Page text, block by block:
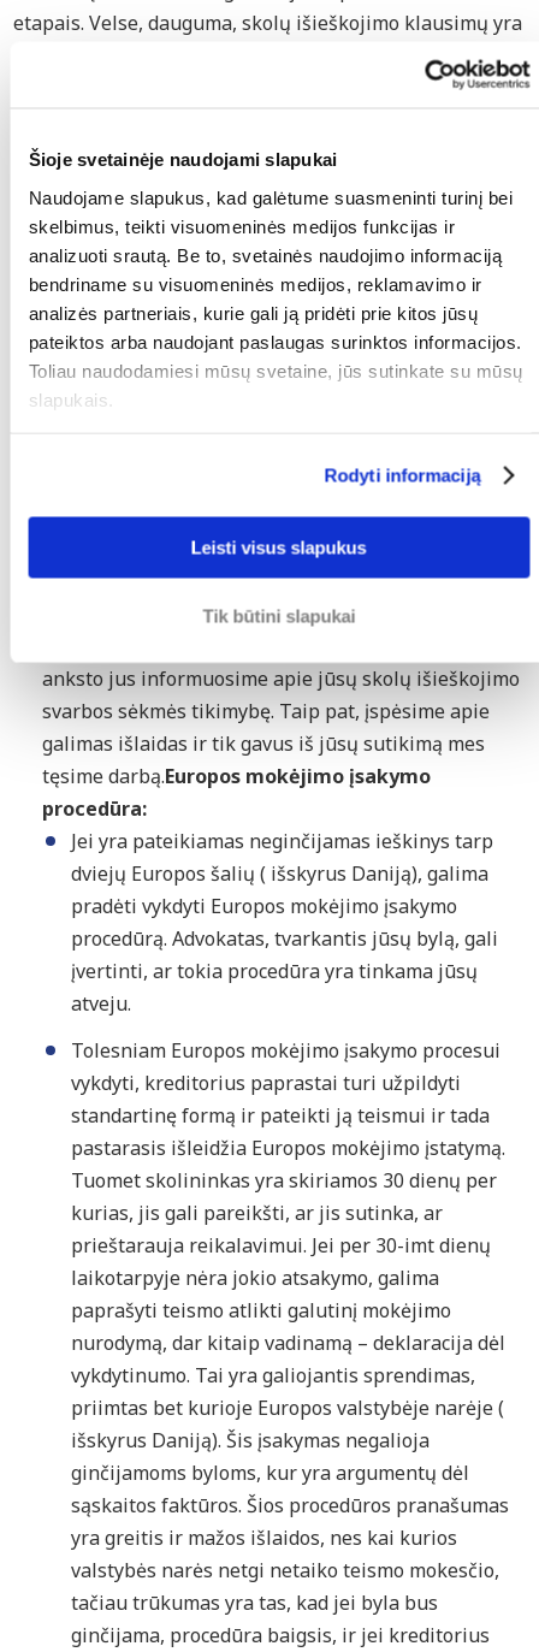
Šioje svetainėje naudojami slapukai
Naudojame slapukus, kad galėtume suasmeninti turinį bei
skelbimus, teikti visuomeninės medijos funkcijas ir
analizuoti srautą. Be to, svetainės naudojimo informaciją
bendriname su visuomeninės medijos, reklamavimo ir
analizės partneriais, kurie gali ją pridėti prie kitos jūsų
pateiktos arba naudojant paslaugas surinktos informacijos.
Toliau naudodamiesi mūsų svetaine, jūs sutinkate su mūsų
slapukais.
Rodyti informaciją
Leisti visus slapukus
Tik būtini slapukai
etapais. Velse, dauguma, skolų išieškojimo klausimų yra
sprendžiami ikiteismine tvarka, be teismo intervencijos.
procesą ikiteisminiu principu. Šiame etape
stengiamės užkirsti kelią teismo įsikišimui, nes tai
gali atsieiti brangiai ir užtrukti ilgai. Mes
susisieksime su skolininku Velse ir pareikalausime
susimokėti. Tam tikrais atvejais, mes susitiksime su
jūsų debitoriumi. Jei skolininkas nesusimoka per
nustatytą laikotarpį, mes galime pradėti teismo
paskelbimas, dažnai įtikina klientą susimokėti.
Jei jūsų debitorius iš Velso atsisakys sumokėti per
paskirtą ikiteisminį laikotarpį, po diskusijų su jumis,
anksto jus informuosime apie jūsų skolų išieškojimo
svarbos sėkmės tikimybę. Taip pat, įspėsime apie
galimas išlaidas ir tik gavus iš jūsų sutikimą mes
tęsime darbą.Europos mokėjimo įsakymo
procedūra:
Jei yra pateikiamas neginčijamas ieškinys tarp
dviejų Europos šalių ( išskyrus Daniją), galima
pradėti vykdyti Europos mokėjimo įsakymo
procedūrą. Advokatas, tvarkantis jūsų bylą, gali
įvertinti, ar tokia procedūra yra tinkama jūsų
atveju.
Tolesniam Europos mokėjimo įsakymo procesui
vykdyti, kreditorius paprastai turi užpildyti
standartinę formą ir pateikti ją teismui ir tada
pastarasis išleidžia Europos mokėjimo įstatymą.
Tuomet skolininkas yra skiriamos 30 dienų per
kurias, jis gali pareikšti, ar jis sutinka, ar
prieštarauja reikalavimui. Jei per 30-imt dienų
laikotarpyje nėra jokio atsakymo, galima
paprašyti teismo atlikti galutinį mokėjimo
nurodymą, dar kitaip vadinamą – deklaracija dėl
vykdytinumo. Tai yra galiojantis sprendimas,
priimtas bet kurioje Europos valstybėje narėje (
išskyrus Daniją). Šis įsakymas negalioja
ginčijamoms byloms, kur yra argumentų dėl
sąskaitos faktūros. Šios procedūros pranašumas
yra greitis ir mažos išlaidos, nes kai kurios
valstybės narės netgi netaiko teismo mokesčio,
tačiau trūkumas yra tas, kad jei byla bus
ginčijama, procedūra baigsis, ir jei kreditorius